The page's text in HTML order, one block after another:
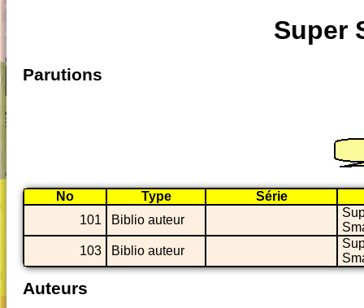
Super
Parutions
No Type
Série
101
Biblio auteur
103
Biblio auteur
Auteurs